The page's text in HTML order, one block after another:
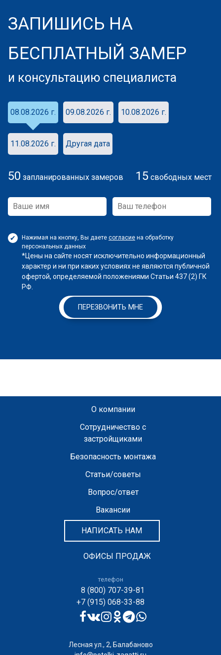
ЗАПИШИСЬ НА
БЕСПЛАТНЫЙ ЗАМЕР
и консультацию специалиста
08.08.2026 г. 09.08.2026 г. 10.08.2026 г.
11.08.2026 г. Другая дата
50 запланированных замеров 15 свободных мест
Нажимая на кнопку, Вы даете согласие на обработку
персональных данных
*Цены на сайте носят исключительно информационный
характер и ни при каких условиях не являются публичной
офертой, определяемой положениями Статьи 437 (2) ГК
РФ.
ПЕРЕЗВОНИТЬ МНЕ
О компании
Сотрудничество с
застройщиками
Безопасность монтажа
Статьи/советы
Вопрос/ответ
Вакансии
НАПИСАТЬ НАМ
ОФИСЫ ПРОДАЖ
телефон
8 (800) 707-39-81
+7 (915) 068-33-88
Лесная ул., 2, Балабаново